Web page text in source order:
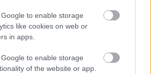
to enable storage
like cookies on web or
in apps.
to enable storage
of the website or app.
ezt számításból mondtam. Annyira
tartotta, hogy ma egy
operett iránt érdeklődjön.
van az operettel?